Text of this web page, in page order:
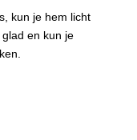
kun je hem licht
en kun je